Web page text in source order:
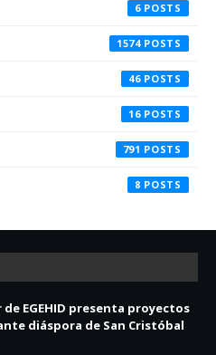
6
1574
46
16
791
8
EGEHID presenta proyectos
diáspora de San Cristóbal